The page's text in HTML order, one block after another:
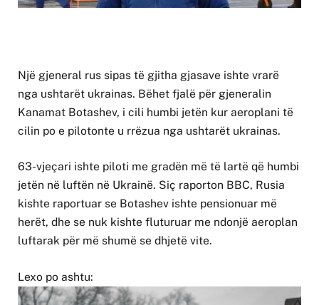
Një gjeneral rus sipas të gjitha gjasave ishte vrarë
nga ushtarët ukrainas. Bëhet fjalë për gjeneralin
Kanamat Botashev, i cili humbi jetën kur aeroplani të
cilin po e pilotonte u rrëzua nga ushtarët ukrainas.
63-vjeçari ishte piloti me gradën më të lartë që humbi
jetën në luftën në Ukrainë. Siç raporton BBC, Rusia
kishte raportuar se Botashev ishte pensionuar më
herët, dhe se nuk kishte fluturuar me ndonjë aeroplan
luftarak për më shumë se dhjetë vite.
Lexo po ashtu: